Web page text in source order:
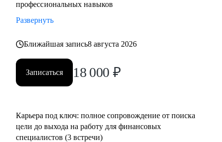
профессиональных навыков
Развернуть
Ближайшая запись8 августа 2026
Записаться 18 000 ₽
Карьера под ключ: полное сопровождение от поиска
цели до выхода на работу для финансовых
специалистов (3 встречи)